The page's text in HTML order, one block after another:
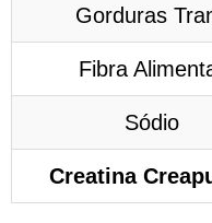
Gorduras
Fibra
Sódio
Creatina